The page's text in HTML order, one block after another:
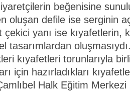
beğenisine
oluşan defile ise serginin
çekici yanı ise kıyafetlerin,
tasarımlardan
kıyafetleri torunlarıyla
için hazırladıkları
Halk Eğitim Merkezi